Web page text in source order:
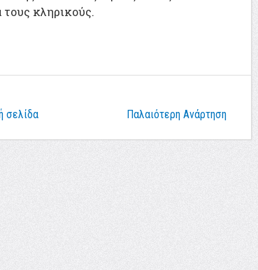
τους κληρικούς.
Παλαιότερη Ανάρτηση
σελίδα